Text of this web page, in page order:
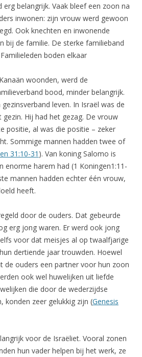
belangrijk. Vaak bleef een zoon na
inwonen: zijn vrouw werd gewoon
Ook knechten en inwonende
bij de familie. De sterke familieband
boden elkaar
woonden, werd de
bood, minder belangrijk.
leven. In Israël was de
Hij had het gezag. De vrouw
positie, al was die positie – zeker
Sommige mannen hadden twee of
31:10-31 ). Van koning Salomo is
enorme harem had (1 Koningen1:11-
mannen hadden echter één vrouw,
heeft.
door de ouders. Dat gebeurde
erg jong waren. Er werd ook jong
voor dat meisjes al op twaalfjarige
dertiende jaar trouwden. Hoewel
de ouders een partner voor hun zoon
ook wel huwelijken uit liefde
die door de wederzijdse
konden zeer gelukkig zijn (Genesis
voor de Israëliet. Vooral zonen
hun vader helpen bij het werk, ze